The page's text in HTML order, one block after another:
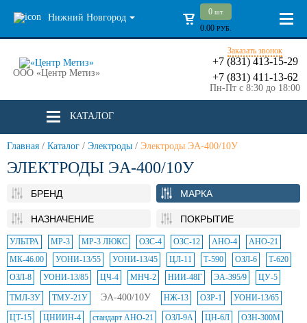
Нижний Новгород
0 шт.
0.00 РУБ.
ООО «Центр Метиз»
Заказать звонок
+7 (831) 413-15-29
+7 (831) 411-13-62
Пн-Пт с 8:30 до 18:00
КАТАЛОГ
Главная / Каталог / Электроды / Электроды ЭА-400/10У
ЭЛЕКТРОДЫ ЭА-400/10У
БРЕНД МАРКА
НАЗНАЧЕНИЕ ПОКРЫТИЕ
УЛЬТРА МР-3 МР-3 ЛЮКС ОЗС-4 ОЗС-12 АНО-4
АНО-21
МК-46.00
УОНИ-13/55 УОНИ-13/45 ЦЛ-11 Т-590 ОЗЛ-6
Т-620
ОЗЛ-8
УОНИ-13/85 ЦЧ-4 МНЧ-2 НИИ-48Г ЭА-395/9 ЦУ-5
ТМЛ-3У ТМУ-21У ЭА-400/10У НЖ-13 ОЗР-1 УОНИ-13/65
ЦТ-15 ЦНИИН-4 стандарт АНО-21 ОЗЛ-9А ЦН-6Л
ОЗН-300М